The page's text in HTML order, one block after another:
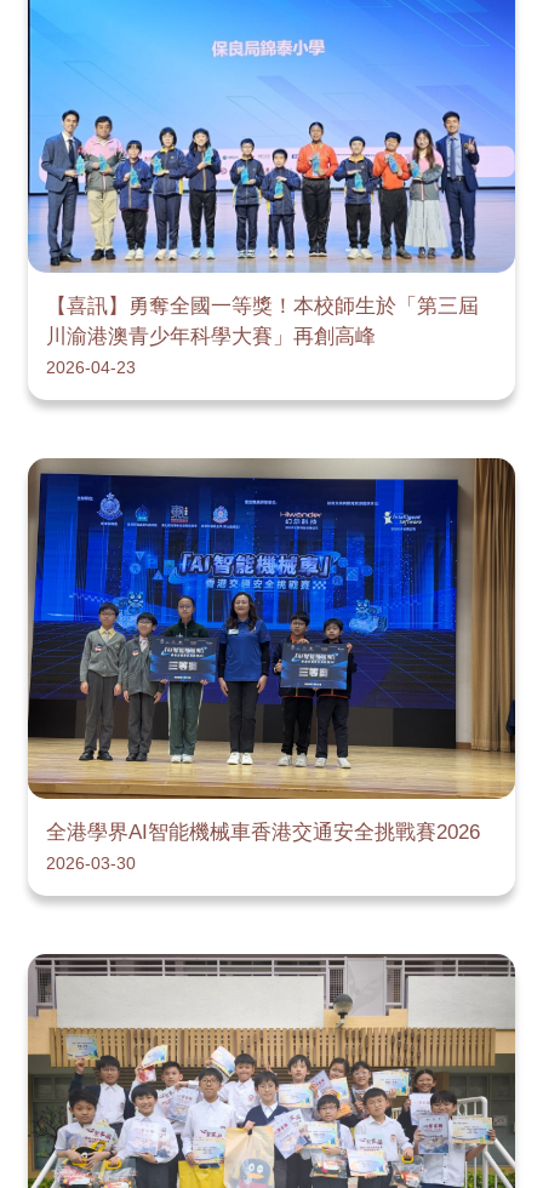
【喜訊】勇奪全國一等獎！本校師生於「第三屆
川渝港澳青少年科學大賽」再創高峰
2026-04-23
全港學界AI智能機械車香港交通安全挑戰賽2026
2026-03-30